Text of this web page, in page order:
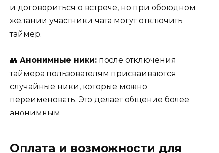
и договориться о встрече, но при обоюдном
желании участники чата могут отключить
таймер.
👥 Анонимные ники: после отключения
таймера пользователям присваиваются
случайные ники, которые можно
переименовать. Это делает общение более
анонимным.
Оплата и возможности для